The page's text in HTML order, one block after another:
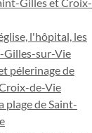
l'hôpital, les
Gilles-sur-Vie
pélerinage de
de-Vie
plage de Saint-